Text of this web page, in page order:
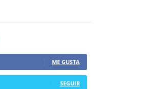
ME GUSTA
SEGUIR